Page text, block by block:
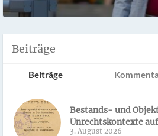
Beiträge
Beiträge
Bestands- und
Unrechtskontexte
3. August 2026